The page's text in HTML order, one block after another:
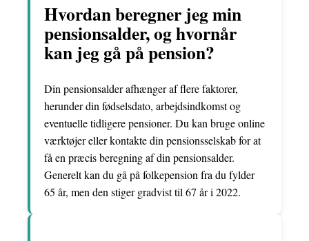
Hvordan beregner jeg min
pensionsalder, og hvornår
kan jeg gå på pension?
Din pensionsalder afhænger af flere faktorer,
herunder din fødselsdato, arbejdsindkomst og
eventuelle tidligere pensioner. Du kan bruge online
værktøjer eller kontakte din pensionsselskab for at
få en præcis beregning af din pensionsalder.
Generelt kan du gå på folkepension fra du fylder
65 år, men den stiger gradvist til 67 år i 2022.